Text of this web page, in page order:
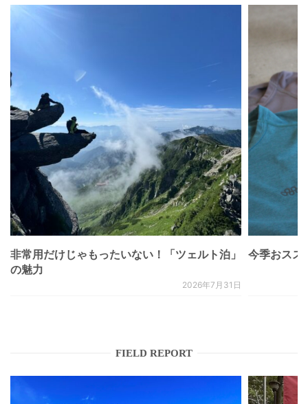
非常用だけじゃもったいない！「ツェルト泊」
の魅力
2026年7月31日
今季おスス
FIELD REPORT